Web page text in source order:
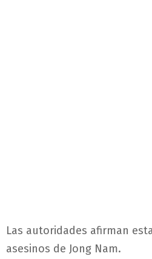
Las autoridades afirman
asesinos de Jong Nam.